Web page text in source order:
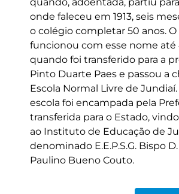
onde faleceu em 1913, seis
o colégio completar 50 anos.
funcionou com esse nome até
quando foi transferido para a
Pinto Duarte Paes e passou a
Escola Normal Livre de Jundiaí.
escola foi encampada pela
transferida para o Estado,
ao Instituto de Educação de
denominado E.E.P.S.G. Bispo
Paulino Bueno Couto.